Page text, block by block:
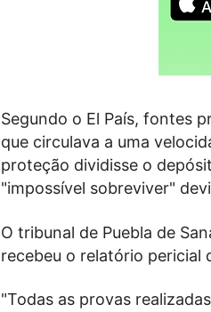
Segundo o El País, fontes
que circulava a uma
proteção dividisse o
"impossível sobreviver"
O tribunal de Puebla de
recebeu o relatório pericial
"Todas as provas